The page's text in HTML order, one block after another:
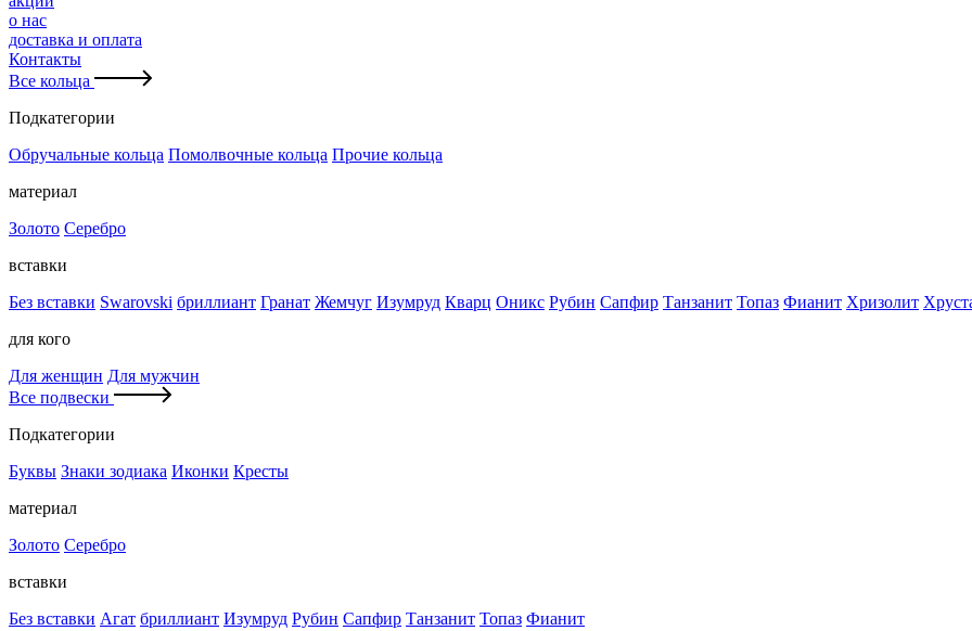
о нас
доставка и оплата
Контакты
Все кольца
Подкатегории
Обручальные кольца Помолвочные кольца Прочие кольца
материал
Золото Серебро
вставки
Без вставки Swarovski бриллиант Гранат Жемчуг Изумруд Кварц Оникс Рубин Сапфир Танзанит Топаз Фианит Хризолит
для кого
Для женщин Для мужчин
Все подвески
Подкатегории
Буквы Знаки зодиака Иконки Кресты
материал
Золото Серебро
вставки
Без вставки Агат бриллиант Изумруд Рубин Сапфир Танзанит Топаз Фианит